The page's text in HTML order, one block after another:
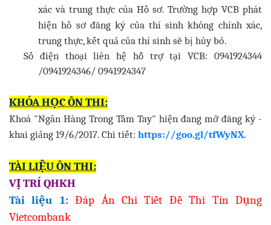
xác và trung thực của Hồ sơ. Trường hợp VCB phát
hiện hồ sơ đăng ký của thí sinh không chính xác,
trung thực, kết quả của thí sinh sẽ bị hủy bỏ.
Số điện thoại liên hệ hỗ trợ tại VCB: 0941924344
/0941924346/ 0941924347
KHÓA HỌC ÔN THI:
Khoá "Ngân Hàng Trong Tầm Tay" hiện đang mở đăng ký -
khai giảng 19/6/2017. Chi tiết: https://goo.gl/tfWyNX.
TÀI LIỆU ÔN THI:
VỊ TRÍ QHKH
Tài liệu 1: Đáp Án Chi Tiết Đề Thi Tín Dụng
Vietcombank